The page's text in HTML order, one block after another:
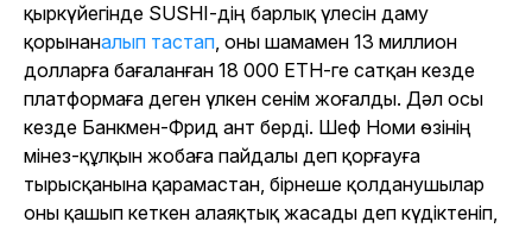
қыркүйегінде SUSHI-дің барлық үлесін даму
қорынаналып тастап, оны шамамен 13 миллион
долларға бағаланған 18 000 ETH-ге сатқан кезде
платформаға деген үлкен сенім жоғалды. Дәл осы
кезде Банкмен-Фрид ант берді. Шеф Номи өзінің
мінез-құлқын жобаға пайдалы деп қорғауға
тырысқанына қарамастан, бірнеше қолданушылар
оны қашып кеткен алаяқтық жасады деп күдіктеніп,